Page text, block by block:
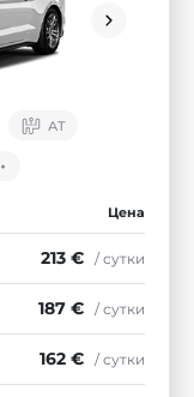
АТ
Цена
213 € / сутки
187 € / сутки
162 € / сутки